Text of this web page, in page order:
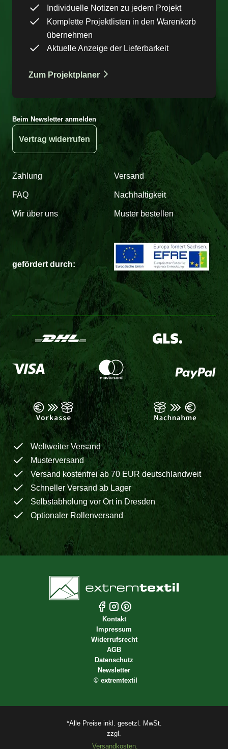
Individuelle Notizen zu jedem Projekt
Komplette Projektlisten in den Warenkorb
übernehmen
Aktuelle Anzeige der Lieferbarkeit
Zum Projektplaner
Beim Newsletter anmelden
Vertrag widerrufen
Zahlung Versand
FAQ Nachhaltigkeit
Wir über uns Muster bestellen
gefördert durch:
Weltweiter Versand
Musterversand
Versand kostenfrei ab 70 EUR deutschlandweit
Schneller Versand ab Lager
Selbstabholung vor Ort in Dresden
Optionaler Rollenversand
Kontakt
Impressum
Widerrufsrecht
AGB
Datenschutz
Newsletter
© extremtextil
*Alle Preise inkl. gesetzl. MwSt.
zzgl.
Versandkosten.